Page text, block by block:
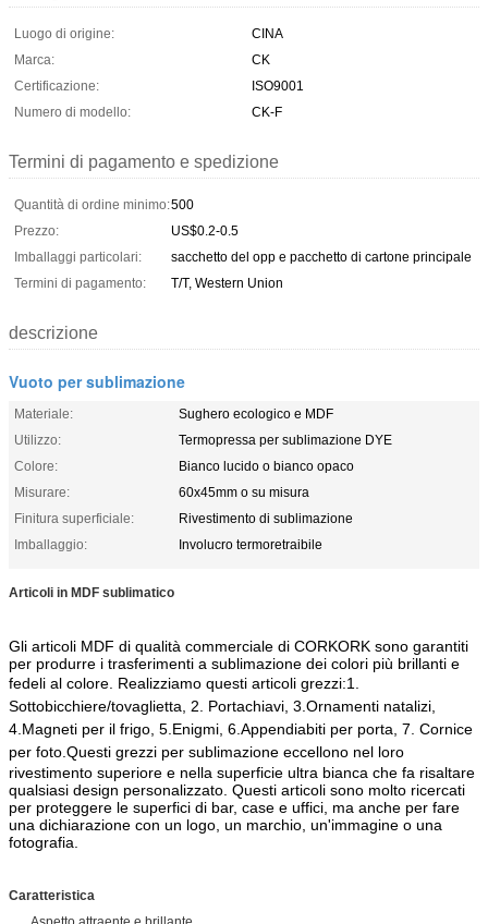
Luogo di origine:
CINA
Marca:
CK
Certificazione:
ISO9001
Numero di modello:
CK-F
Termini di pagamento e spedizione
Quantità di ordine minimo:500
Prezzo:
US$0.2-0.5
Imballaggi particolari:
sacchetto del opp e pacchetto di cartone principale
Termini di pagamento:
T/T, Western Union
descrizione
Vuoto per sublimazione
Materiale:
Sughero ecologico e MDF
Utilizzo:
Termopressa per sublimazione DYE
Colore:
Bianco lucido o bianco opaco
Misurare:
60x45mm o su misura
Finitura superficiale:
Rivestimento di sublimazione
Imballaggio:
Involucro termoretraibile
Articoli in MDF sublimatico
Gli articoli MDF di qualità commerciale di CORKORK sono garantiti
per produrre i trasferimenti a sublimazione dei colori più brillanti e
fedeli al colore. Realizziamo questi articoli grezzi:1.
Sottobicchiere/tovaglietta, 2. Portachiavi, 3. Ornamenti natalizi,
4. Magneti per il frigo, 5. Enigmi, 6. Appendiabiti per porta, 7. Cornice
per foto. Questi grezzi per sublimazione eccellono nel loro
rivestimento superiore e nella superficie ultra bianca che fa risaltare
qualsiasi design personalizzato. Questi articoli sono molto ricercati
per proteggere le superfici di bar, case e uffici, ma anche per fare
una dichiarazione con un logo, un marchio, un'immagine o una
fotografia.
Caratteristica